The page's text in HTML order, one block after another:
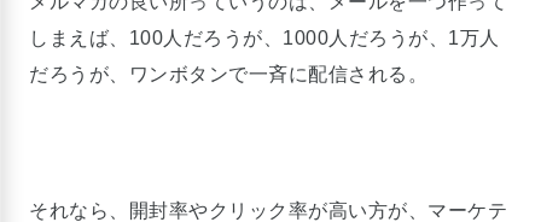
しまえば、100人だろうが、1000人だろうが、1万人
だろうが、ワンボタンで一斉に配信される。
それなら、開封率やクリック率が高い方が、マーケテ